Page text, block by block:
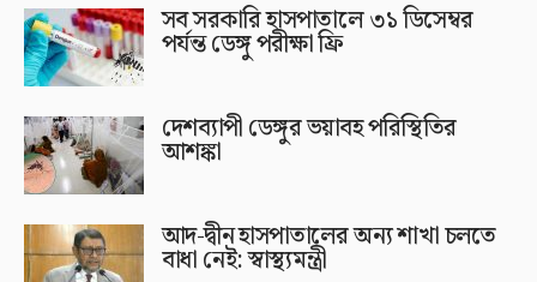
সব সরকারি হাসপাতালে ৩১ ডিসেম্বর
পর্যন্ত ডেঙ্গু পরীক্ষা ফ্রি
দেশব্যাপী ডেঙ্গুর ভয়াবহ পরিস্থিতির
আশঙ্কা
আদ-দ্বীন হাসপাতালের অন্য শাখা চলতে
বাধা নেই: স্বাস্থ্যমন্ত্রী